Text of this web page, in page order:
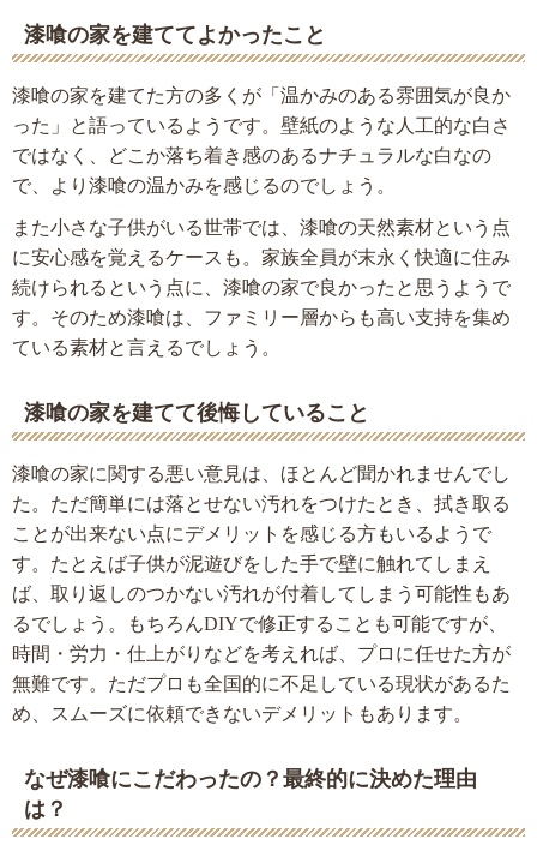
漆喰の家を建ててよかったこと
漆喰の家を建てた方の多くが「温かみのある雰囲気が良か
った」と語っているようです。壁紙のような人工的な白さ
ではなく、どこか落ち着き感のあるナチュラルな白なの
で、より漆喰の温かみを感じるのでしょう。
また小さな子供がいる世帯では、漆喰の天然素材という点
に安心感を覚えるケースも。家族全員が末永く快適に住み
続けられるという点に、漆喰の家で良かったと思うようで
す。そのため漆喰は、ファミリー層からも高い支持を集め
ている素材と言えるでしょう。
漆喰の家を建てて後悔していること
漆喰の家に関する悪い意見は、ほとんど聞かれませんでし
た。ただ簡単には落とせない汚れをつけたとき、拭き取る
ことが出来ない点にデメリットを感じる方もいるようで
す。たとえば子供が泥遊びをした手で壁に触れてしまえ
ば、取り返しのつかない汚れが付着してしまう可能性もあ
るでしょう。もちろんDIYで修正することも可能ですが、
時間・労力・仕上がりなどを考えれば、プロに任せた方が
無難です。ただプロも全国的に不足している現状があるた
め、スムーズに依頼できないデメリットもあります。
なぜ漆喰にこだわったの？最終的に決めた理由
は？